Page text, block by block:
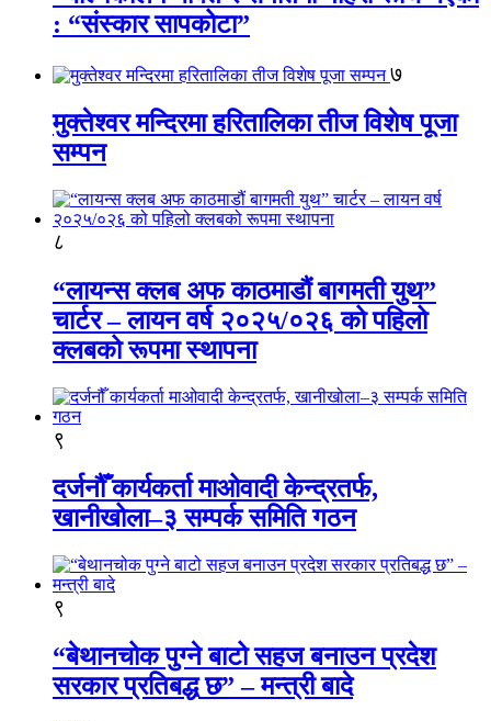
: “संस्कार सापकोटा”
७
मुक्तेश्वर मन्दिरमा हरितालिका तीज विशेष पूजा
सम्पन
८
“लायन्स क्लब अफ काठमाडौं बागमती युथ”
चार्टर – लायन वर्ष २०२५/०२६ को पहिलो
क्लबको रूपमा स्थापना
९
दर्जनौँ कार्यकर्ता माओवादी केन्द्रतर्फ,
खानीखोला–३ सम्पर्क समिति गठन
९
“बेथानचोक पुग्ने बाटो सहज बनाउन प्रदेश
सरकार प्रतिबद्ध छ” – मन्त्री बादे